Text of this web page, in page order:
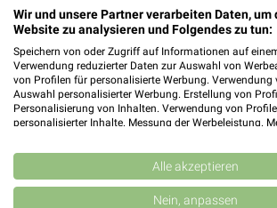
Stuttgarter Str. 130
73035 Göppingen
Heute 07:00 - 21:00 Uhr |
500,55 km • Angebote: 2
Lidl Rechberghausen
Hauptstrasse 14
73098 Rechberghausen
Wir und unsere Partner verarbeiten Daten, um
Website zu analysieren und Folgendes zu tun:
Speichern von oder Zugriff auf Informationen auf
Verwendung reduzierter Daten zur Auswahl von
von Profilen für personalisierte Werbung. Verwendung
Auswahl personalisierter Werbung. Erstellung von
Personalisierung von Inhalten. Verwendung von
personalisierter Inhalte. Messung der Werbeleistung.
Kombinationen von Daten aus verschiedenen
Verbesserung der Angebote. Verwendung reduzierter
von Inhalten.
Daten können außerhalb der Europäischen Union
Alle akzeptieren
Nein, anpassen